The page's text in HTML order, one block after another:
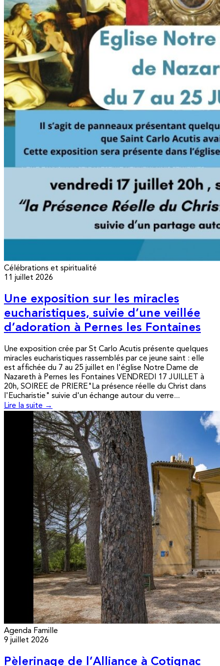
Célébrations et spiritualité
11 juillet 2026
Une exposition sur les miracles
eucharistiques, suivie d’une veillée
d’adoration à Pernes les Fontaines
Une exposition crée par St Carlo Acutis présente quelques
miracles eucharistiques rassemblés par ce jeune saint : elle
est affichée du 7 au 25 juillet en l'église Notre Dame de
Nazareth à Pernes les Fontaines VENDREDI 17 JUILLET à
20h, SOIREE de PRIERE"La présence réelle du Christ dans
l'Eucharistie" suivie d'un échange autour du verre...
Lire la suite →
Agenda Famille
9 juillet 2026
Pèlerinage de l’Alliance à Cotignac